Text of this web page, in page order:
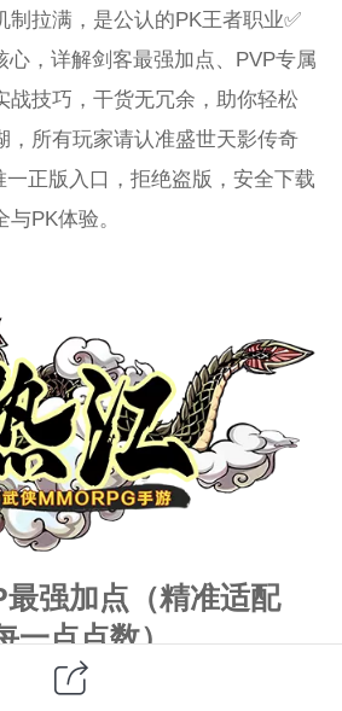
制拉满，是公认的PK王者职业✅
心，详解剑客最强加点、PVP专属
战技巧，干货无冗余，助你轻松
，所有玩家请认准盛世天影传奇
正版入口，拒绝盗版，安全下载
PK体验。
强加点（精准适配
一点点数）
优先堆暴击、闪避、连击伤害，